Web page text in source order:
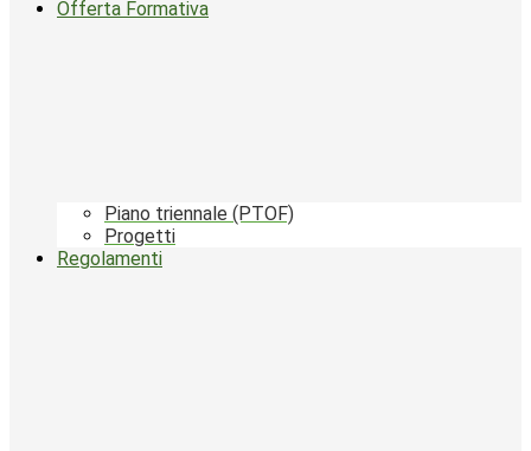
Offerta Formativa
Piano triennale (PTOF)
Progetti
Regolamenti